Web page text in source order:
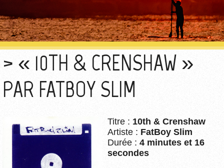
« 10TH & CRENSHAW »
PAR FATBOY SLIM
Titre : 10th & Crenshaw
Artiste : FatBoy Slim
Durée : 4 minutes et 16
secondes